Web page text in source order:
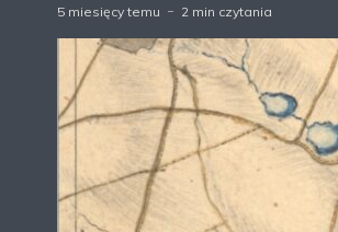
5 miesięcy temu 2 min czytania